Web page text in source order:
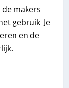
makers
gebruik. Je
en de